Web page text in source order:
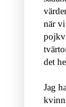
när
det
Jag